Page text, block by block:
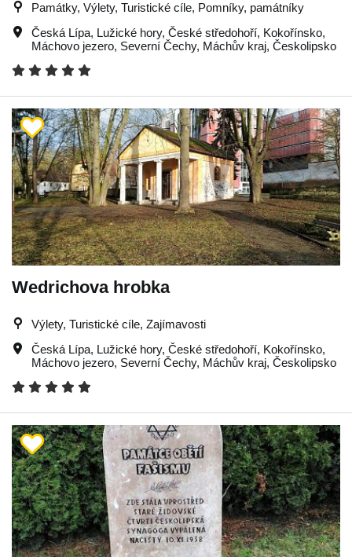
Památky, Výlety, Turistické cíle, Pomníky, památníky
Česká Lípa, Lužické hory, České středohoří, Kokořínsko,
Máchovo jezero, Severní Čechy, Máchův kraj, Českolipsko
Wedrichova hrobka
Výlety, Turistické cíle, Zajímavosti
Česká Lípa, Lužické hory, České středohoří, Kokořínsko,
Máchovo jezero, Severní Čechy, Máchův kraj, Českolipsko